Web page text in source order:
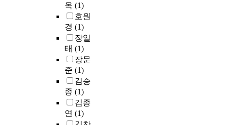
옥 (1)
호원
경 (1)
장일
태 (1)
장문
준 (1)
김승
종 (1)
김종
연 (1)